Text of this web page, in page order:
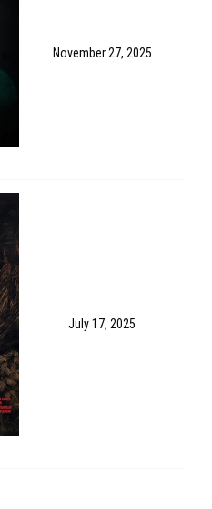
November 27, 2025
July 17, 2025